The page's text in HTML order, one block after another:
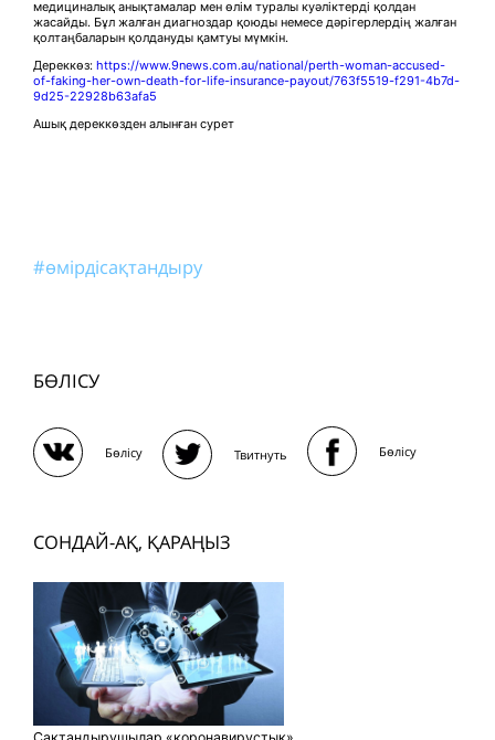
медициналық анықтамалар мен өлім туралы куәліктерді қолдан
жасайды. Бұл жалған диагноздар қоюды немесе дәрігерлердің жалған
қолтаңбаларын қолдануды қамтуы мүмкін.
Дереккөз: https://www.9news.com.au/national/perth-woman-accused-
of-faking-her-own-death-for-life-insurance-payout/763f5519-f291-4b7d-
9d25-22928b63afa5
Ашық дереккөзден алынған сурет
#өмірдісақтандыру
БӨЛІСУ
Бөлісу Твитнуть Бөлісу
СОНДАЙ-АҚ, ҚАРАҢЫЗ